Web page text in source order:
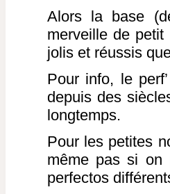
Alors la base
merveille de
jolis et réussis
Pour info, le
depuis des
longtemps.
Pour les petites
même pas si on
perfectos